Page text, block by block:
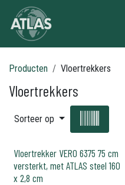
Overslaan naar inhoud
Producten Vloertrekkers
Vloertrekkers
Sorteer op
Vloertrekker VERO 6375 75 cm
versterkt, met ATLAS steel 160
x 2,8 cm